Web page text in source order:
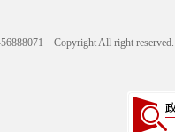
Copyright All right